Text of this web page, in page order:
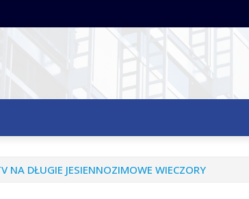
NA DŁUGIE JESIENNOZIMOWE WIECZORY